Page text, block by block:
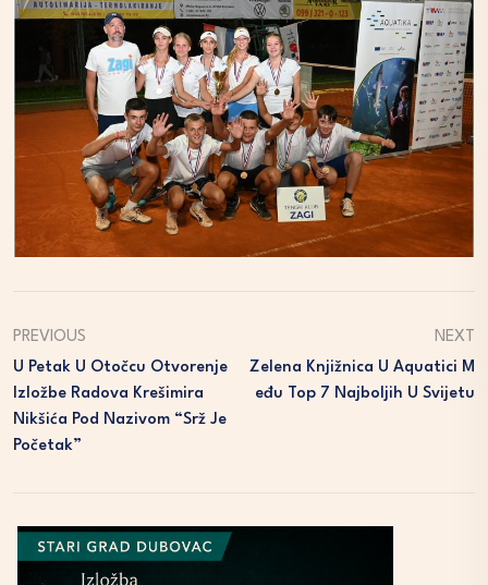
PREVIOUS
U Petak U Otočcu Otvorenje
Izložbe Radova Krešimira
Nikšića Pod Nazivom “Srž Je
Početak”
NEXT
Zelena Knjižnica U Aquatici M
Eđu Top 7 Najboljih U Svijetu